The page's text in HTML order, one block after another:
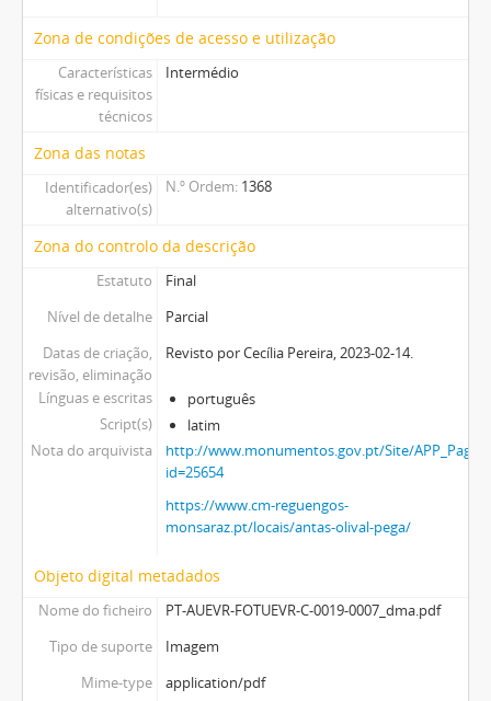
Zona de condições de acesso e utilização
Características
físicas e requisitos
técnicos
Intermédio
Zona das notas
Identificador(es)
alternativo(s)
N.º Ordem 1368
Zona do controlo da descrição
Estatuto
Final
Nível de detalhe
Parcial
Datas de criação,
revisão, eliminação
Revisto por Cecília Pereira, 2023-02-14.
Línguas e escritas
português
Script(s)
latim
Nota do arquivista
http://www.monumentos.gov.pt/Site/
id=25654
https://www.cm-reguengos-
monsaraz.pt/locais/antas-olival-pega/
Objeto digital metadados
Nome do ficheiro
PT-AUEVR-FOTUEVR-C-0019-0007_dma.pdf
Tipo de suporte
Imagem
Mime-type
application/pdf